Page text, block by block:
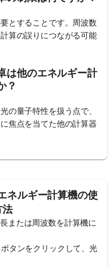
とすることです。周波数
算の誤りにつながる可能
は他のエネルギー計
？
の量子特性を扱う点で、
焦点を当てた他の計算器
ネルギー計算機の使
法
または周波数を計算機に
タンをクリックして、光